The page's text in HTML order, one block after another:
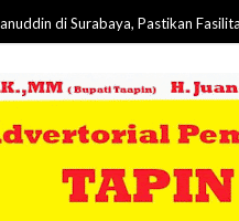
Pastikan Fasilitas Lebih